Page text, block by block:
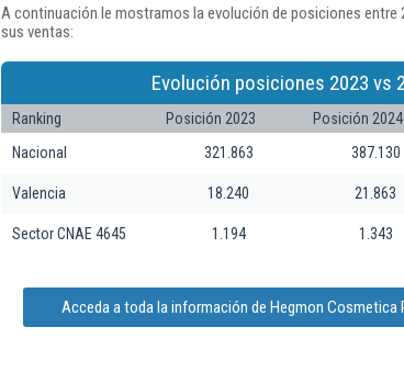
A continuación le mostramos la evolución de posiciones entre
sus ventas:
Evolución posiciones 2023 vs
Ranking Posición 2023 Posición 2024
Nacional
321.863 387.130
Valencia 18.240 21.863
Sector CNAE 4645 1.194 1.343
Acceda a toda la información de Hegmon Cosmetica